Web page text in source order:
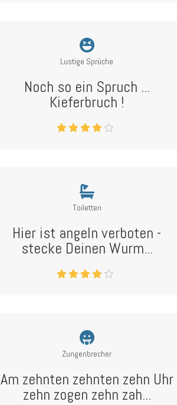
Lustige Sprüche
Noch so ein Spruch ...
Kieferbruch !
Toiletten
Hier ist angeln verboten -
stecke Deinen Wurm...
Zungenbrecher
Am zehnten zehnten zehn Uhr
zehn zogen zehn zah...